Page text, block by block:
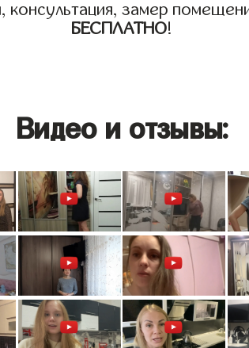
замер
БЕСПЛАТНО!
Видео и отзывы: